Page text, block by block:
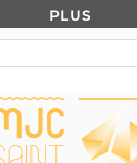
PLUS